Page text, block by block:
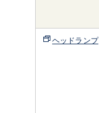
ヘッドランプ